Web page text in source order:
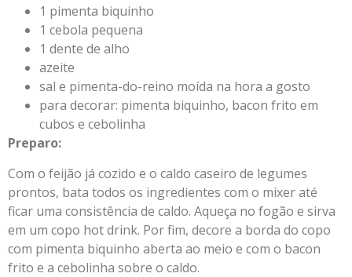
1 pimenta biquinho
1 cebola pequena
1 dente de alho
azeite
sal e pimenta-do-reino moída na hora a gosto
para decorar: pimenta biquinho, bacon frito em
cubos e cebolinha
Preparo:
Com o feijão já cozido e o caldo caseiro de legumes
prontos, bata todos os ingredientes com o mixer até
ficar uma consistência de caldo. Aqueça no fogão e sirva
em um copo hot drink. Por fim, decore a borda do copo
com pimenta biquinho aberta ao meio e com o bacon
frito e a cebolinha sobre o caldo.